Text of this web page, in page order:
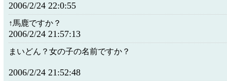
2006/2/24 22:0:55
↑馬鹿ですか？
2006/2/24 21:57:13
まいどん？女の子の名前ですか？
2006/2/24 21:52:48